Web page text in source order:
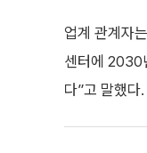
업계 관계자
센터에 2030
다”고 말했다.